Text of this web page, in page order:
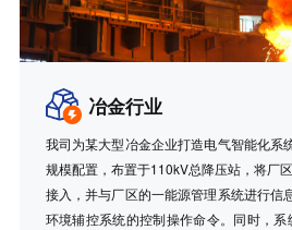
冶金行业
我司为某大型冶金企业打造电气智能化系
规模配置，布置于110kV总降压站，将厂
接入，并与厂区的一能源管理系统进行信
环境辅控系统的控制操作命令。同时，